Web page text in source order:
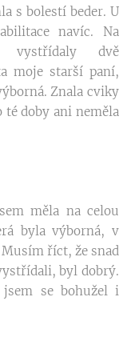
s bolestí beder. U
navíc. Na
vystřídaly dvě
moje starší paní,
Znala cviky
doby ani neměla
měla na celou
byla výborná, v
říct, že snad
byl dobrý.
jsem se bohužel i